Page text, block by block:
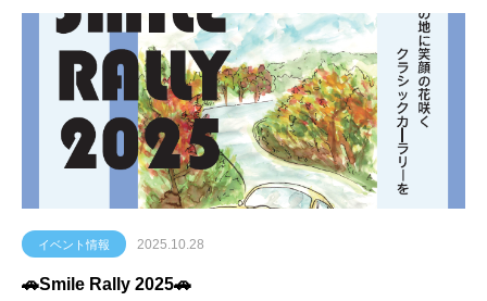
イベント情報 2025.10.28
🚗Smile Rally 2025🚗